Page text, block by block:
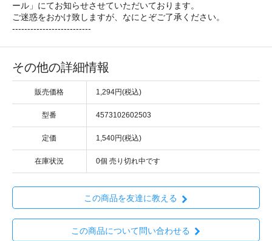
ール」にてお知らせさせていただいております。
ご迷惑をおかけ致しますが、なにとぞご了承ください。
--------------------------
その他の詳細情報
販売価格 1,294円(税込)
型番 4573102602503
定価 1,540円(税込)
在庫状況 0個 売り切れ中です
この商品を友達に教える
この商品について問い合わせる